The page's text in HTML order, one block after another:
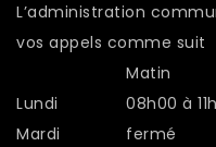
L’administration
vos appels comme suit
Matin
Lundi
08h00 à
Mardi
fermé